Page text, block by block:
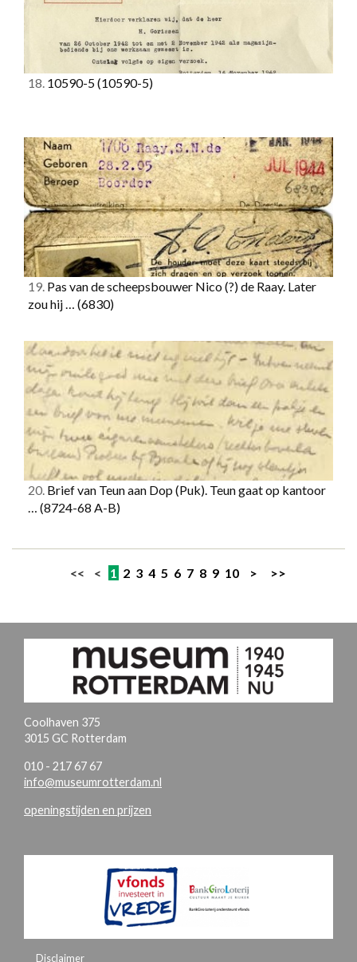
18. 10590-5(10590-5)
19. Pas van de scheepsbouwer Nico (?) de Raay. Later
zou hij … (6830)
20. Brief van Teun aan Dop (Puk). Teun gaat op kantoor
… (8724-68 A-B)
<< < 1 2 3 4 5 6 7 8 9 10 > >>
Coolhaven 375
3015 GC Rotterdam
010 - 217 67 67
info@museumrotterdam.nl
openingstijden en prijzen
Disclaimer